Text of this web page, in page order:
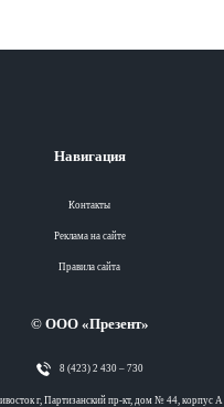
Навигация
Контакты
Реклама на сайте
Правила сайта
© ООО «Презент»
8 (423) 2 430 – 730
г, Партизанский пр-кт, дом № 44, корпус А